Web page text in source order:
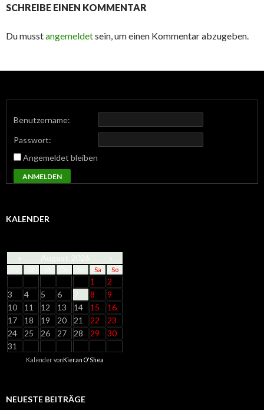
SCHREIBE EINEN KOMMENTAR
Du musstangemeldetsein, um einen Kommentar abzugeben.
Benutzername:
Passwort:
Angemeldet bleiben
ANMELDEN
KALENDER
« »
Sa So
1
2
3
4 5 6 8
9
10
11 12 13 14 15
16
17
18 19 20 21 22
23
24
25 26 27 28 29
30
31
Kalender vonKieran O'Shea
NEUESTE BEITRÄGE